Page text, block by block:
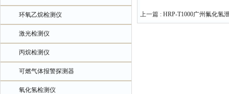
环氧乙烷检测仪
激光检测仪
丙烷检测仪
可燃气体报警探测器
氧化氢检测仪
上一篇 : HRP-T1000广州氟化氢